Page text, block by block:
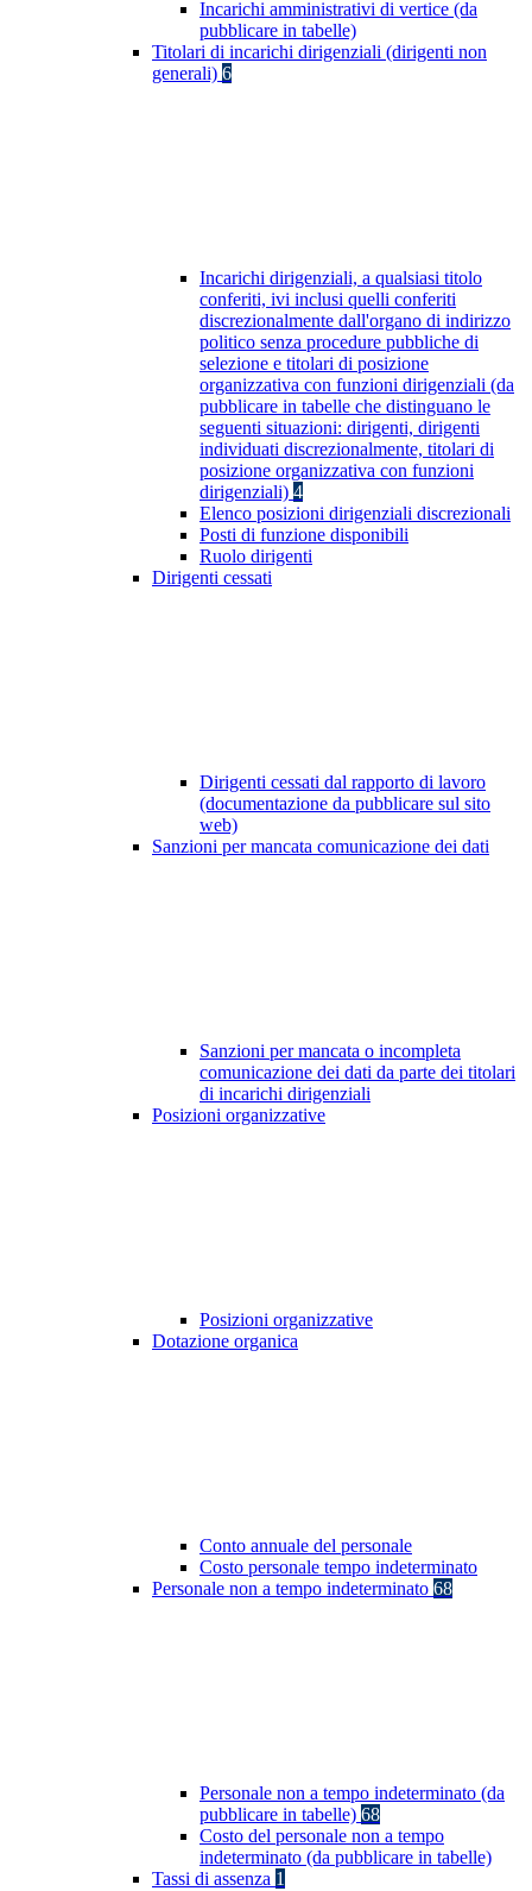
Incarichi amministrativi di vertice (da
pubblicare in tabelle)
Titolari di incarichi dirigenziali (dirigenti non
generali) 6
Incarichi dirigenziali, a qualsiasi titolo
conferiti, ivi inclusi quelli conferiti
discrezionalmente dall'organo di indirizzo
politico senza procedure pubbliche di
selezione e titolari di posizione
organizzativa con funzioni dirigenziali (da
pubblicare in tabelle che distinguano le
seguenti situazioni: dirigenti, dirigenti
individuati discrezionalmente, titolari di
posizione organizzativa con funzioni
dirigenziali) 4
Elenco posizioni dirigenziali discrezionali
Posti di funzione disponibili
Ruolo dirigenti
Dirigenti cessati
Dirigenti cessati dal rapporto di lavoro
(documentazione da pubblicare sul sito
web)
Sanzioni per mancata comunicazione dei dati
Sanzioni per mancata o incompleta
comunicazione dei dati da parte dei titolari
di incarichi dirigenziali
Posizioni organizzative
Posizioni organizzative
Dotazione organica
Conto annuale del personale
Costo personale tempo indeterminato
Personale non a tempo indeterminato 68
Personale non a tempo indeterminato (da
pubblicare in tabelle) 68
Costo del personale non a tempo
indeterminato (da pubblicare in tabelle)
Tassi di assenza 1